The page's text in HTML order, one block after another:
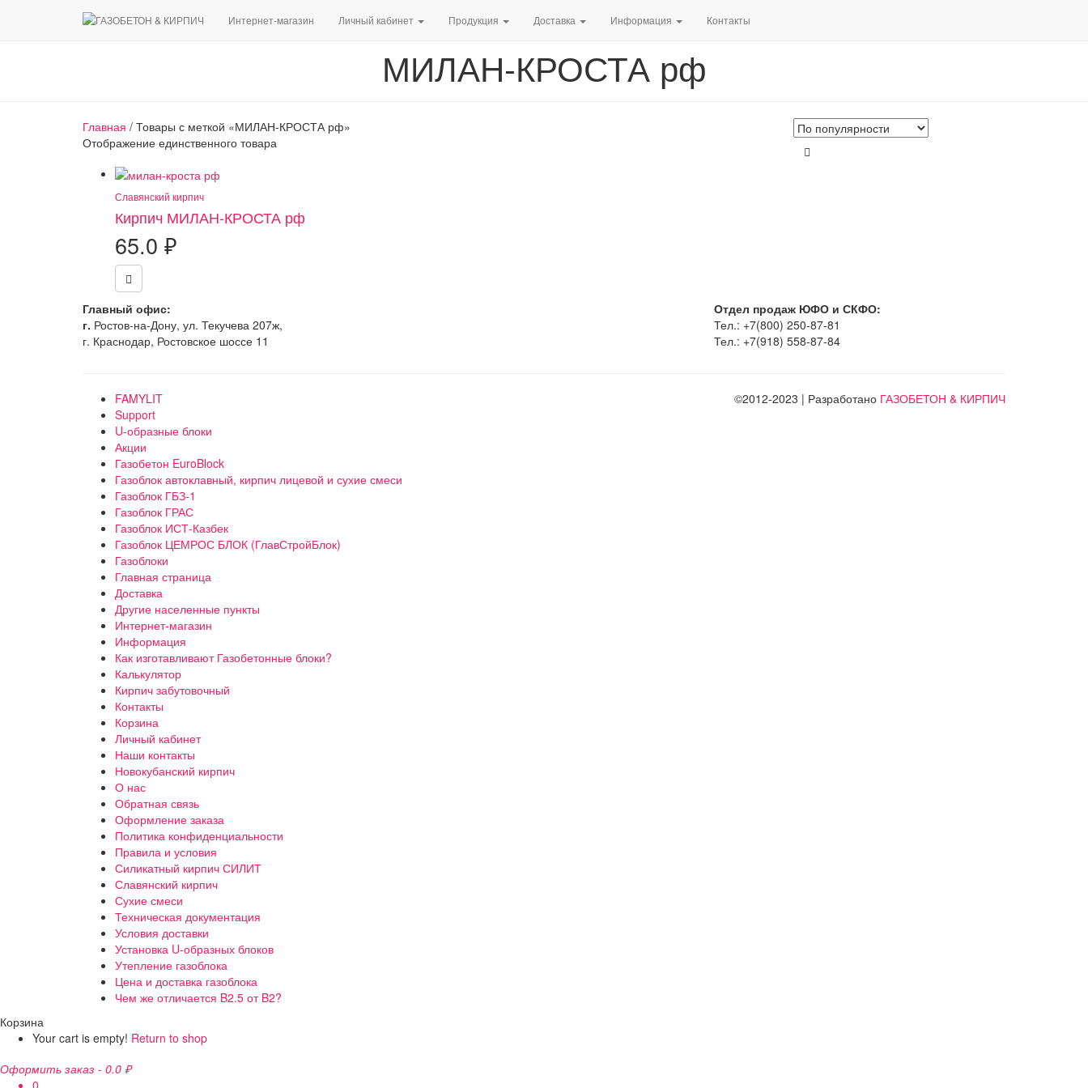
Интернет-магазин Личный кабинет Продукция Доставка Информация Контакты
МИЛАН-КРОСТА рф
Главная / Товары с меткой «МИЛАН-КРОСТА рф»
Отображение единственного товара
Славянский кирпич
Кирпич МИЛАН-КРОСТА рф
65.0 ₽
Главный офис:
г. Ростов-на-Дону, ул. Текучева 207ж,
г. Краснодар, Ростовское шоссе 11
Отдел продаж ЮФО и СКФО:
Тел.: +7(800) 250-87-81
Тел.: +7(918) 558-87-84
FAMYLIT
Support
U-образные блоки
Акции
Газобетон EuroBlock
Газоблок автоклавный, кирпич лицевой и сухие смеси
Газоблок ГБЗ-1
Газоблок ГРАС
Газоблок ИСТ-Казбек
Газоблок ЦЕМРОС БЛОК (ГлавСтройБлок)
Газоблоки
Главная страница
Доставка
Другие населенные пункты
Интернет-магазин
Информация
Как изготавливают Газобетонные блоки?
Калькулятор
Кирпич забутовочный
Контакты
Корзина
Личный кабинет
Наши контакты
Новокубанский кирпич
О нас
Обратная связь
Оформление заказа
Политика конфиденциальности
Правила и условия
Силикатный кирпич СИЛИТ
Славянский кирпич
Сухие смеси
Техническая документация
Условия доставки
Установка U-образных блоков
Утепление газоблока
Цена и доставка газоблока
Чем же отличается B2.5 от B2?
©2012-2023 | Разработано ГАЗОБЕТОН & КИРПИЧ
Корзина
Your cart is empty! Return to shop
Оформить заказ - 0.0 ₽